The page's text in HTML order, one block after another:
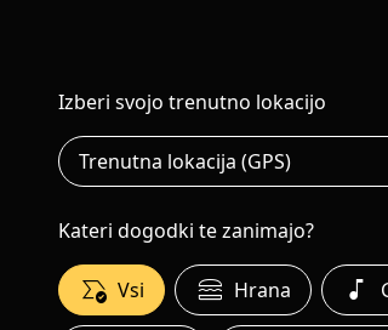
Izberi svojo trenutno lokacijo
Kateri dogodki te zanimajo?
all_match Vsi lunch_dining Hrana music_note